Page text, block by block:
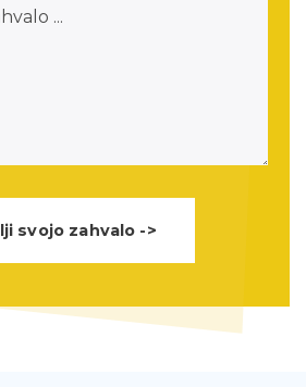
danes sem bila na klicu z
še zahvalit za vso